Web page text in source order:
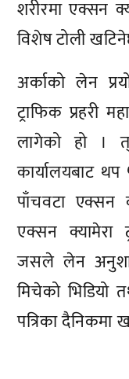
शरीरमा एक्सन
विशेष टोली
अर्काको लेन
ट्राफिक प्रहरी
लागेको हो ।
कार्यालयबाट
पाँचवटा एक्सन
एक्सन क्यामेरा
जसले लेन
मिचेको
पत्रिका दैनिकमा